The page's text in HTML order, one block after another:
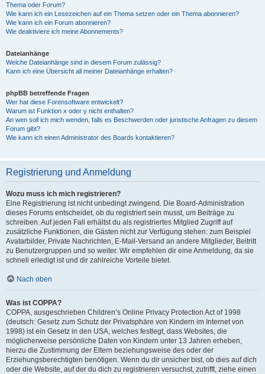
Thema oder Forum?
Wie kann ich ein Lesezeichen auf ein Thema setzen oder ein Thema abonnieren?
Wie kann ich ein Forum abonnieren?
Wie deaktiviere ich meine Abonnements?
Dateianhänge
Welche Dateianhänge sind in diesem Forum zulässig?
Kann ich eine Übersicht all meiner Dateianhänge erhalten?
phpBB betreffende Fragen
Wer hat diese Forensoftware entwickelt?
Warum ist Funktion x oder y nicht enthalten?
An wen soll ich mich wenden, falls es Beschwerden oder juristische Anfragen zu diesem
Forum gibt?
Wie kann ich einen Administrator des Boards kontaktieren?
Registrierung und Anmeldung
Wozu muss ich mich registrieren?
Eine Registrierung ist nicht unbedingt zwingend. Die Board-Administration
dieses Forums entscheidet, ob du registriert sein musst, um Beiträge zu
schreiben. Auf jeden Fall erhältst du als registriertes Mitglied Zugriff auf
zusätzliche Funktionen, die Gästen nicht zur Verfügung stehen: zum Beispiel
Avatarbilder, Private Nachrichten, E-Mail-Versand an andere Mitglieder, Beitritt
zu Benutzergruppen und so weiter. Wir empfehlen dir eine Anmeldung, da sie
schnell erledigt ist und dir zahlreiche Vorteile bietet.
Nach oben
Was ist COPPA?
COPPA, ausgeschrieben Children’s Online Privacy Protection Act of 1998
(deutsch: Gesetz zum Schutz der Privatsphäre von Kindern im Internet von
1998) ist ein Gesetz in den USA, welches festlegt, dass Websites, die
möglicherweise persönliche Daten von Kindern unter 13 Jahren erheben,
hierzu die Zustimmung der Eltern beziehungsweise des oder der
Erziehungsberechtigten benötigen. Wenn du dir unsicher bist, ob dies auf dich
oder die Website, auf der du dich zu registrieren versuchst, zutrifft, ziehe einen